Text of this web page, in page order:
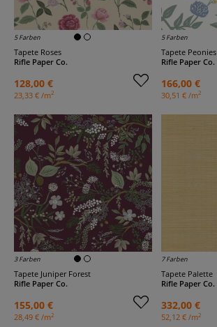
5 Farben
Tapete Roses
Rifle Paper Co.
128,00 €
23,33 € /m2
5 Farben
Tapete Peonies
Rifle Paper Co.
166,00 €
30,51 € /m2
3 Farben
Tapete Juniper Forest
Rifle Paper Co.
155,00 €
28,49 € /m2
7 Farben
Tapete Palette
Rifle Paper Co.
332,00 €
52,12 € /m2